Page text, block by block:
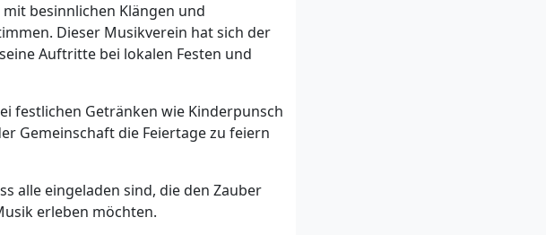
besinnlichen Klängen und
Dieser Musikverein hat sich der
Auftritte bei lokalen Festen und
festlichen Getränken wie Kinderpunsch
Gemeinschaft die Feiertage zu feiern
alle eingeladen sind, die den Zauber
erleben möchten.